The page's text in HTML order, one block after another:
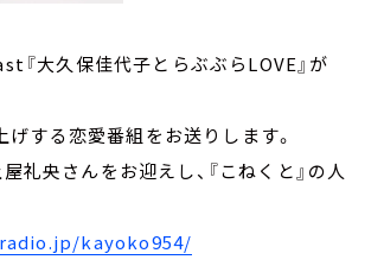
『大久保佳代子とらぶぶらLOVE』が
する恋愛番組をお送りします。
礼央さんをお迎えし、『こねくと』の人
kayoko954/